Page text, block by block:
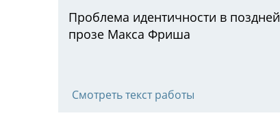
Проблема идентичности в поздней
прозе Макса Фриша
Смотреть текст работы